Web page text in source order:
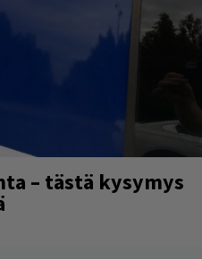
– tästä kysymys